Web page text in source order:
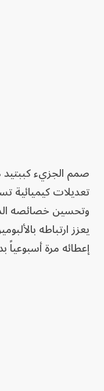
تعديلات كيميائية
وتحسين خصائصه
يعزز ارتباطه
إعطائه مرة أسبوعياً